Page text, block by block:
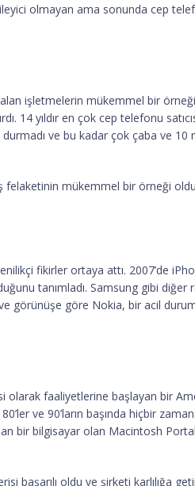
olmayan ama sonunda cep
işletmelerin mükemmel bir
14 yıldır en çok cep telefonu
ve bu kadar çok çaba ve 10
felaketinin mükemmel bir örneği
fikirler ortaya attı. 2007’de
tanımladı. Samsung gibi
görünüşe göre Nokia, bir acil
olarak faaliyetlerine başlayan bir
ve 90’ların başında hiçbir
bir bilgisayar olan Macintosh
başarılı oldu ve şirketi karlılığa